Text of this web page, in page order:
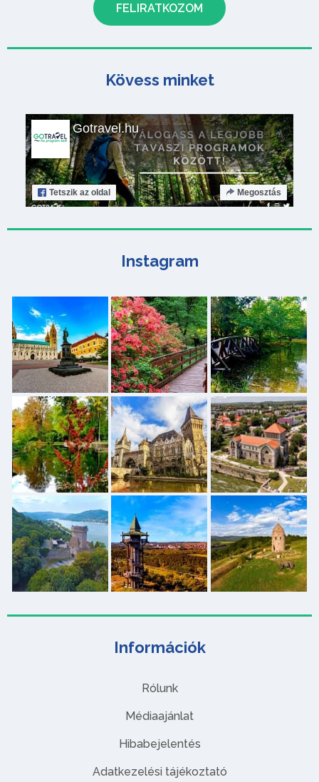
Információk
Rólunk
Médiaajánlat
Hibabejelentés
Adatkezelési tájékoztató
Kövess minket
Gotravel.hu
Tetszik az oldal Megosztás
Instagram